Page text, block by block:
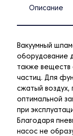
Описание
Вакуумный
оборудование
также веществ
частиц. Для
сжатый воздух,
оптимальной
при
Благодаря
насос не